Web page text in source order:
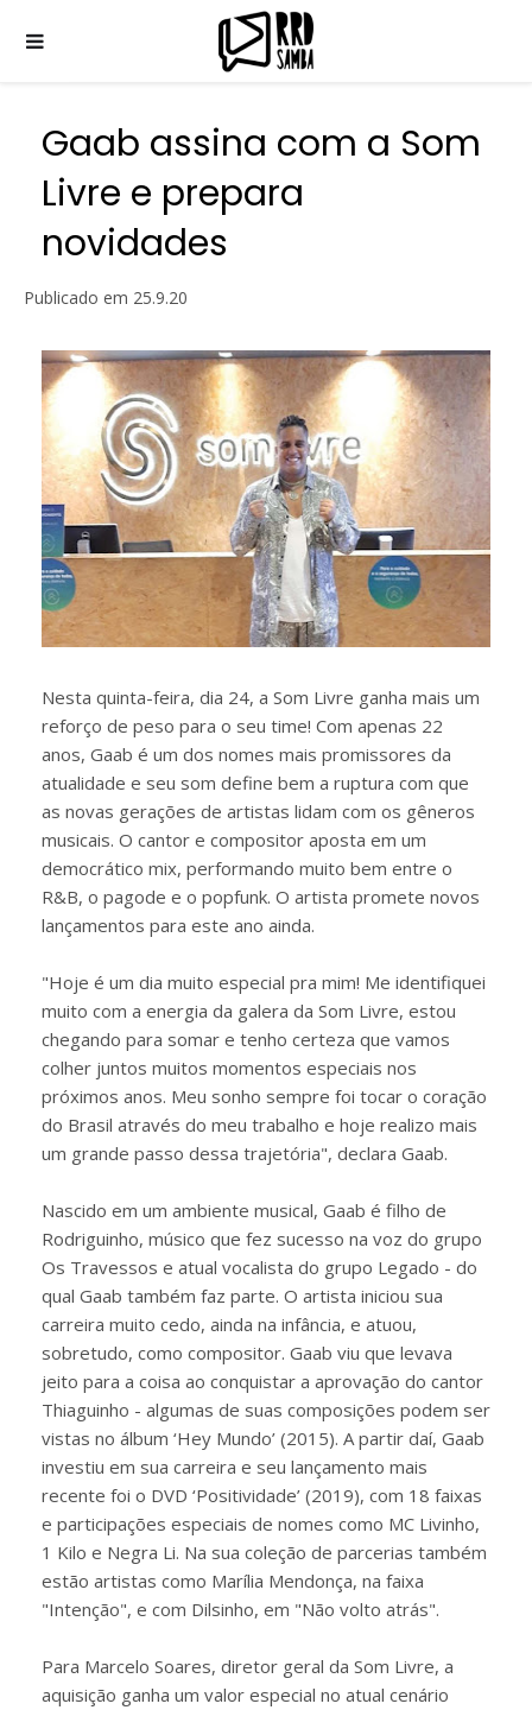
Gaab assina com a Som
Livre e prepara
novidades
Publicado em 25.9.20
Nesta quinta-feira, dia 24, a Som Livre ganha mais um
reforço de peso para o seu time! Com apenas 22
anos, Gaab é um dos nomes mais promissores da
atualidade e seu som define bem a ruptura com que
as novas gerações de artistas lidam com os gêneros
musicais. O cantor e compositor aposta em um
democrático mix, performando muito bem entre o
R&B, o pagode e o popfunk. O artista promete novos
lançamentos para este ano ainda.
"Hoje é um dia muito especial pra mim! Me identifiquei
muito com a energia da galera da Som Livre, estou
chegando para somar e tenho certeza que vamos
colher juntos muitos momentos especiais nos
próximos anos. Meu sonho sempre foi tocar o coração
do Brasil através do meu trabalho e hoje realizo mais
um grande passo dessa trajetória", declara Gaab.
Nascido em um ambiente musical, Gaab é filho de
Rodriguinho, músico que fez sucesso na voz do grupo
Os Travessos e atual vocalista do grupo Legado - do
qual Gaab também faz parte. O artista iniciou sua
carreira muito cedo, ainda na infância, e atuou,
sobretudo, como compositor. Gaab viu que levava
jeito para a coisa ao conquistar a aprovação do cantor
Thiaguinho - algumas de suas composições podem ser
vistas no álbum ‘Hey Mundo’ (2015). A partir daí, Gaab
investiu em sua carreira e seu lançamento mais
recente foi o DVD ‘Positividade’ (2019), com 18 faixas
e participações especiais de nomes como MC Livinho,
1 Kilo e Negra Li. Na sua coleção de parcerias também
estão artistas como Marília Mendonça, na faixa
"Intenção", e com Dilsinho, em "Não volto atrás".
Para Marcelo Soares, diretor geral da Som Livre, a
aquisição ganha um valor especial no atual cenário